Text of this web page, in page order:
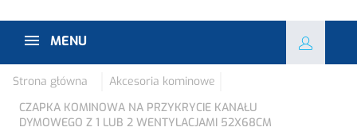
MENU
Strona główna
Akcesoria kominowe
CZAPKA KOMINOWA NA PRZYKRYCIE KANAŁU
DYMOWEGO Z 1 LUB 2 WENTYLACJAMI 52X68CM